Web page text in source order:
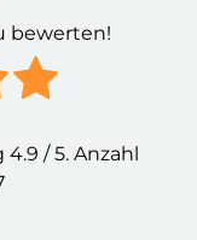
bewerten!
4.9 / 5. Anzahl